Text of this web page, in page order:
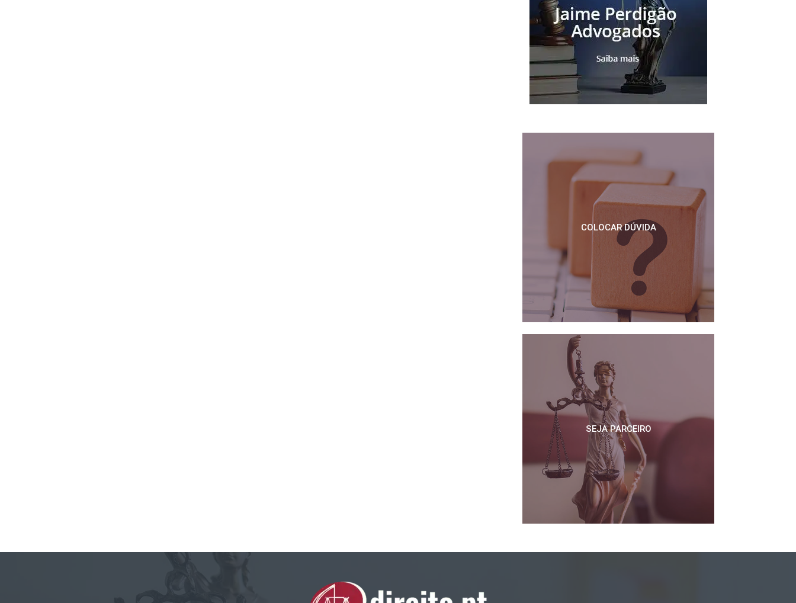
COLOCAR DÚVIDA
SEJA PARCEIRO